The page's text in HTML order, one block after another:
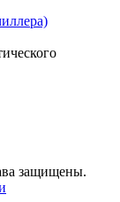
защищены.